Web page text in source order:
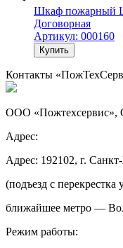
Шкаф пожарный
Договорная
Артикул: 000160
Купить
Контакты
ООО «Пожтехсервис»,
Адрес:
Адрес: 192102, г.
(подъезд с
ближайшее метро —
Режим работы: